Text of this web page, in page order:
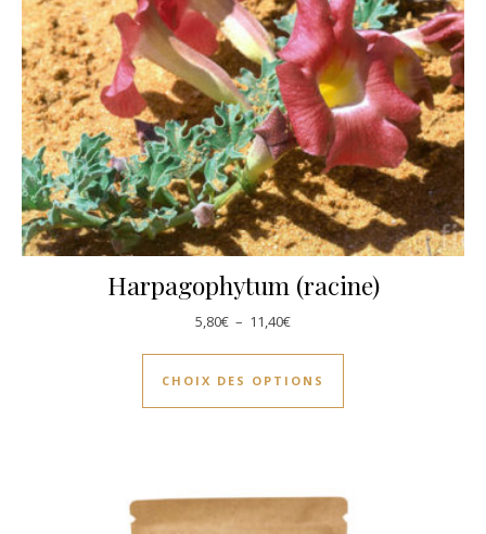
Harpagophytum (racine)
5,80€ – 11,40€Plage de prix : 5,80€ à 11,40€
CHOIX DES OPTIONS
Ce produit a